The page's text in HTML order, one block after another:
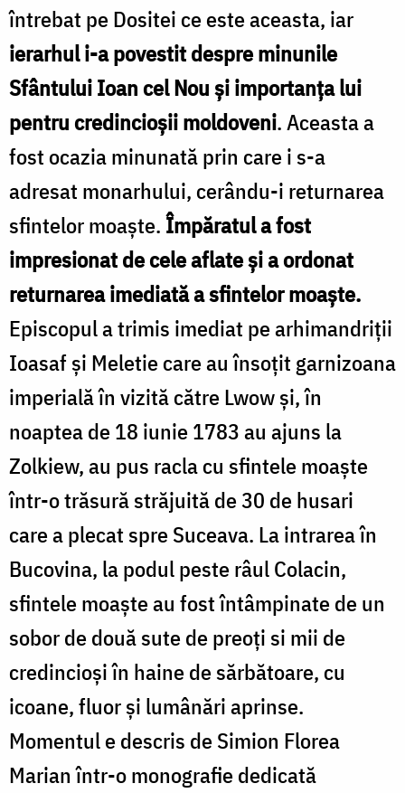
întrebat pe Dositei ce este aceasta, iar
ierarhul i-a povestit despre minunile
Sfântului Ioan cel Nou și importanța lui
pentru credincioșii moldoveni. Aceasta a
fost ocazia minunată prin care i s-a
adresat monarhului, cerându-i returnarea
sfintelor moaște.Împăratul a fost
impresionat de cele aflate și a ordonat
returnarea imediată a sfintelor moaște.
Episcopul a trimis imediat pe arhimandriții
Ioasaf și Meletie care au însoțit garnizoana
imperială în vizită către Lwow și, în
noaptea de 18 iunie 1783 au ajuns la
Zolkiew, au pus racla cu sfintele moaște
într-o trăsură străjuită de 30 de husari
care a plecat spre Suceava. La intrarea în
Bucovina, la podul peste râul Colacin,
sfintele moaște au fost întâmpinate de un
sobor de două sute de preoți si mii de
credincioși în haine de sărbătoare, cu
icoane, fluor și lumânări aprinse.
Momentul e descris de Simion Florea
Marian într-o monografie dedicată